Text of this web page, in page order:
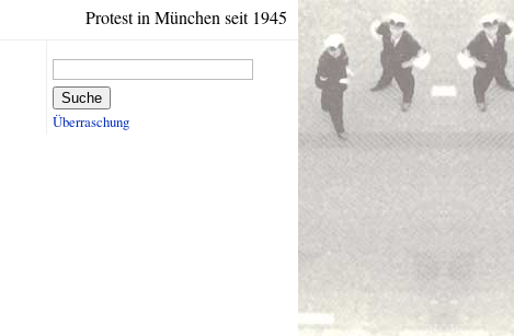
Protest in München seit 1945
Suche
Überraschung